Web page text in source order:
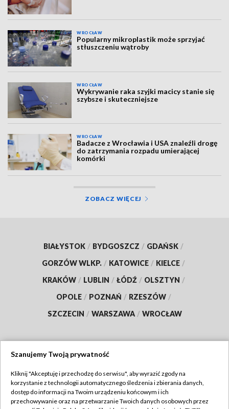
WROCŁAW
Popularny mikroplastik może sprzyjać
stłuszczeniu wątroby
WROCŁAW
Wykrywanie raka szyjki macicy stanie się
szybsze i skuteczniejsze
WROCŁAW
Badacze z Wrocławia i USA znaleźli drogę
do zatrzymania rozpadu umierającej
komórki
ZOBACZ WIĘCEJ
BIAŁYSTOK / BYDGOSZCZ / GDAŃSK /
GORZÓW WLKP. / KATOWICE / KIELCE /
KRAKÓW / LUBLIN / ŁÓDŹ / OLSZTYN /
OPOLE / POZNAŃ / RZESZÓW /
SZCZECIN / WARSZAWA / WROCŁAW
TVP
Abonament TVP
Regulamin TVP
Szanujemy Twoją prywatność
Kliknij "Akceptuję i przechodzę do serwisu", aby wyrazić zgody na
korzystanie z technologii automatycznego śledzenia i zbierania danych,
dostęp do informacji na Twoim urządzeniu końcowym i ich
przechowywanie oraz na przetwarzanie Twoich danych osobowych przez